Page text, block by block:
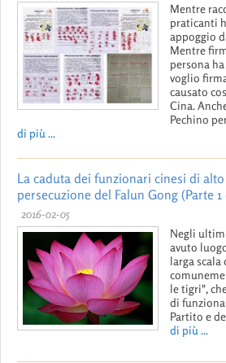
Mentre
praticanti
appoggio
Mentre
persona
voglio
causato
Cina.
Pechino
di più ...
La caduta dei funzionari cinesi di
persecuzione del Falun Gong (Parte 1
2016-02-05
Negli
avuto
larga
le tigri",
di
Partito e
di più ...